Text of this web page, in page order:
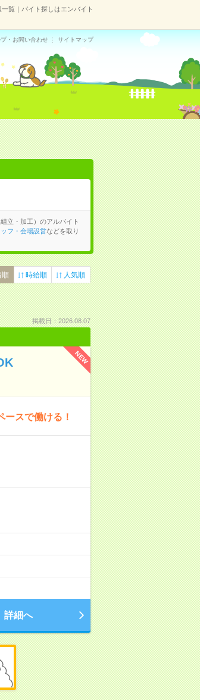
覧｜バイト探しはエンバイト
・お問い合わせ サイトマップ
立・加工）のアルバイト
フ・会場設営などを取り
順 時給順 人気順
掲載日：2026.08.07
NEW
スで働ける！
詳細へ